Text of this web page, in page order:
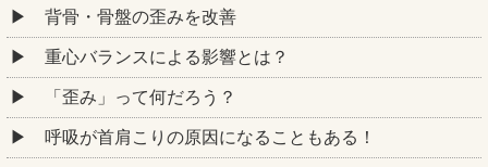
背骨・骨盤の歪みを改善
重心バランスによる影響とは？
「歪み」って何だろう？
呼吸が首肩こりの原因になることもある！